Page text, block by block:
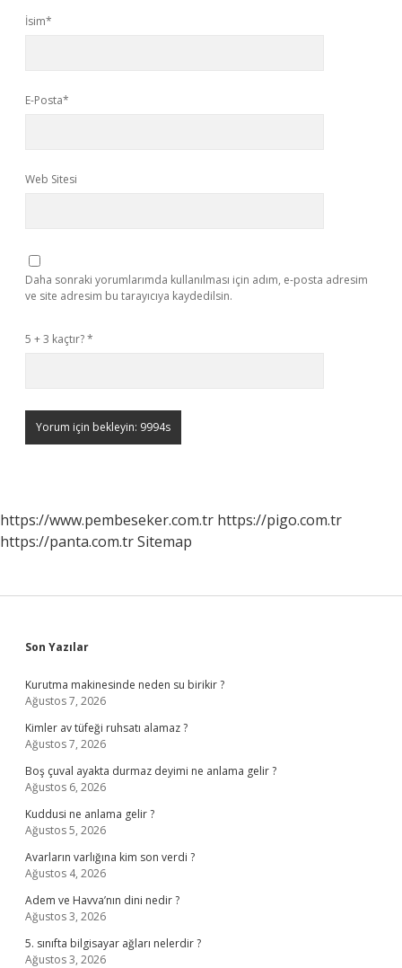
İsim*
E-Posta*
Web Sitesi
Daha sonraki yorumlarımda kullanılması için adım, e-posta adresim
ve site adresim bu tarayıcıya kaydedilsin.
5 + 3 kaçtır?*
https://www.pembeseker.com.tr https://pigo.com.tr
https://panta.com.trSitemap
Sidebar
Son Yazılar
Kurutma makinesinde neden su birikir ?
Ağustos 7, 2026
Kimler av tüfeği ruhsatı alamaz ?
Ağustos 7, 2026
Boş çuval ayakta durmaz deyimi ne anlama gelir ?
Ağustos 6, 2026
Kuddusi ne anlama gelir ?
Ağustos 5, 2026
Avarların varlığına kim son verdi ?
Ağustos 4, 2026
Adem ve Havva’nın dini nedir ?
Ağustos 3, 2026
5. sınıfta bilgisayar ağları nelerdir ?
Ağustos 3, 2026